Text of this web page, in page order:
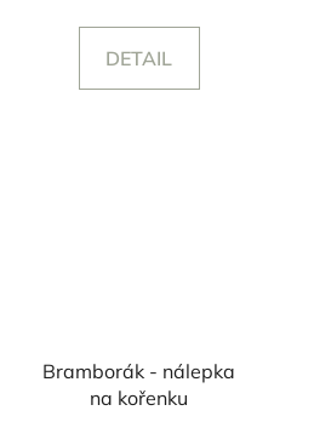
DETAIL
Bramborák - nálepka
na kořenku